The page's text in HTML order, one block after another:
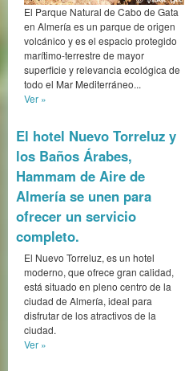
El Parque Natural de Cabo de Gata
en Almería es un parque de origen
volcánico y es el espacio protegido
marítimo-terrestre de mayor
superficie y relevancia ecológica de
todo el Mar Mediterráneo...
Ver »
El hotel Nuevo Torreluz y
los Baños Árabes,
Hammam de Aire de
Almería se unen para
ofrecer un servicio
completo.
El Nuevo Torreluz, es un hotel
moderno, que ofrece gran calidad,
está situado en pleno centro de la
ciudad de Almería, ideal para
disfrutar de los atractivos de la
ciudad.
Ver »